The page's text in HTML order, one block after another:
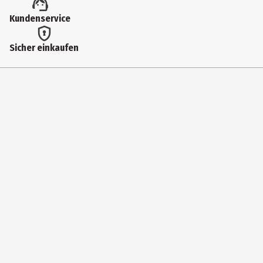
12 Jahre
Artikelnummer des Herstellers
Kundenservice
Sicher einkaufen